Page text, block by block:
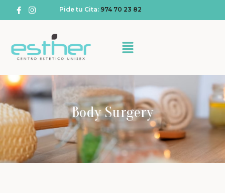
Pide tu Cita: 974 70 23 82
Body Surgery